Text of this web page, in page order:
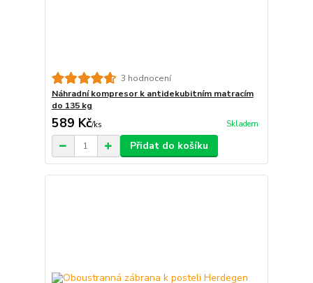
3 hodnocení
Náhradní kompresor k antidekubitním matracím
do 135 kg
589 Kč/ks Skladem
Přidat do košíku